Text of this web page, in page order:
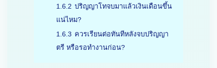
1.6.2 ปริญญาโทจบมาแล้วเงินเดือนขึ้น
แน่ไหม?
1.6.3 ควรเรียนต่อทันทีหลังจบปริญญา
ตรี หรือรอทำงานก่อน?